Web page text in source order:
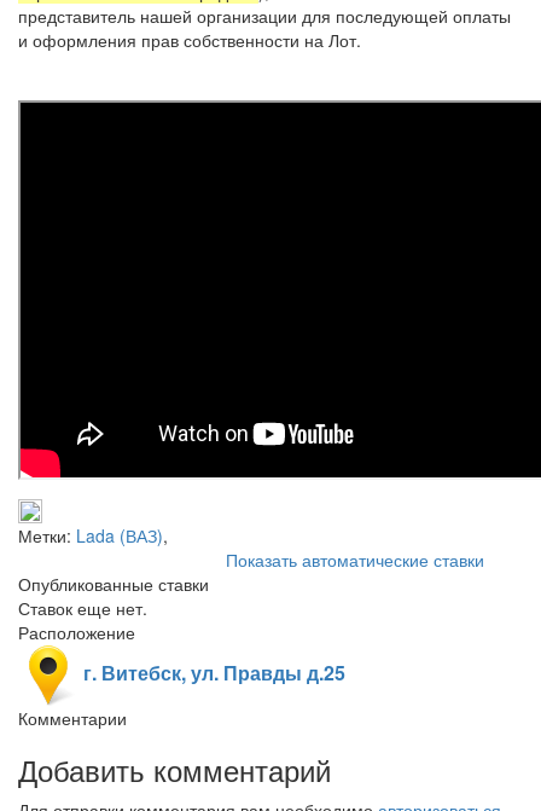
представитель нашей организации для последующей оплаты
и оформления прав собственности на Лот.
Метки: Lada (ВАЗ),
Показать автоматические ставки
Опубликованные ставки
Ставок еще нет.
Расположение
г. Витебск, ул. Правды д.25
Комментарии
Добавить комментарий